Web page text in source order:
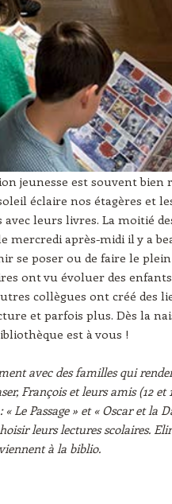
jeunesse est souvent bien
éclaire nos étagères et
leurs livres. La moitié
mercredi après-midi il y a
se poser ou de faire le
ont vu évoluer des
collègues ont créé des
et parfois plus. Dès la
est à vous !
avec des familles qui
François et leurs amis (12 et
Le Passage » et « Oscar et la
leurs lectures scolaires.
à la biblio.